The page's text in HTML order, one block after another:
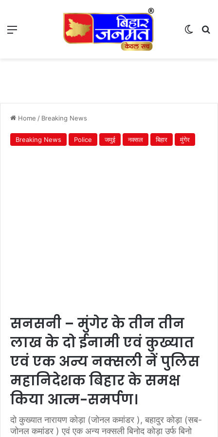
Home / Breaking News
Breaking News Police जमुई नक्सल बिहार मुंगेर
सनसनी – मुंगेर के तीन तीन
लाख के दो ईनामी एवं कुख्यात
एवं एक अन्य नक्सली नें पुलिस
महानिदेशक बिहार के समक्ष
किया आत्म-समर्पण।
दो कुख्यात नारायण कोड़ा (जोनल कमांडर ), बहादुर कोड़ा (सब-
जोनल कमांडर ) एवं एक अन्य नक्सली बिनोद कोड़ा उर्फ बिनो